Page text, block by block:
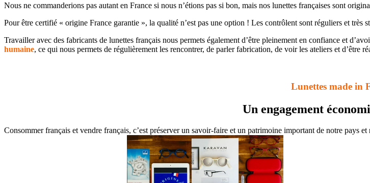
Nous ne commanderions pas autant en France si nous n’étions pas si bon, mais nos lunettes françaises sont
Pour être certifié « origine France garantie », la qualité n’est pas une option ! Les contrôlent sont réguliers et très
Travailler avec des fabricants de lunettes français nous permets également d’être pleinement en confiance et
humaine, ce qui nous permets de régulièrement les rencontrer, de parler fabrication, de voir les ateliers et d’être
Lunettes made in
Un engagement
Consommer français et vendre français, c’est préserver un savoir-faire et un patrimoine important de notre pays